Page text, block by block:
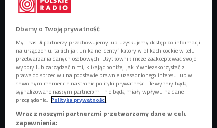
Dbamy o Twoją prywatność
My i nasi5 partnerzy przechowujemy lub uzyskujemy dostęp do informacji
na urządzeniu, takich jak unikalne identyfikatory w plikach cookie w celu
przetwarzania danych osobowych. Użytkownik może zaakceptować swoje
wybory lub zarządzać nimi, klikając poniżej, jak również skorzystać z
prawa do sprzeciwu na podstawie prawnie uzasadnionego interesu lub w
dowolnym momencie na stronie polityki prywatności. Te wybory będą
sygnalizowane naszym partnerom i nie będą miały wpływu na dane
przeglądania. Polityka prywatności
Wraz z naszymi partnerami przetwarzamy dane w celu
zapewnienia: